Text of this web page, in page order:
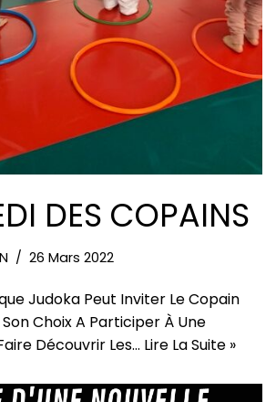
DES COPAINS
26 Mars 2022
Judoka Peut Inviter Le Copain
Choix A Participer À Une
Découvrir Les… Lire La Suite »